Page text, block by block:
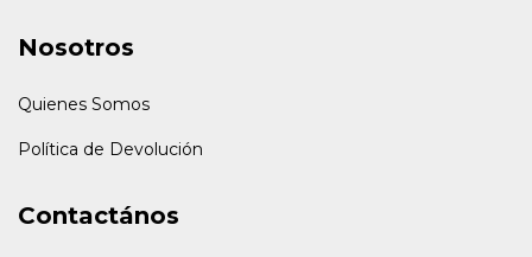
Nosotros
Quienes Somos
Política de Devolución
Contactános